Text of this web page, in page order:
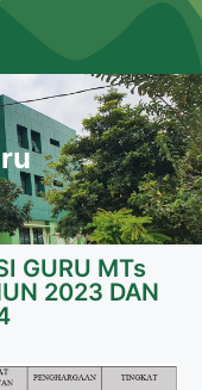
GURU MTs
2023 DAN